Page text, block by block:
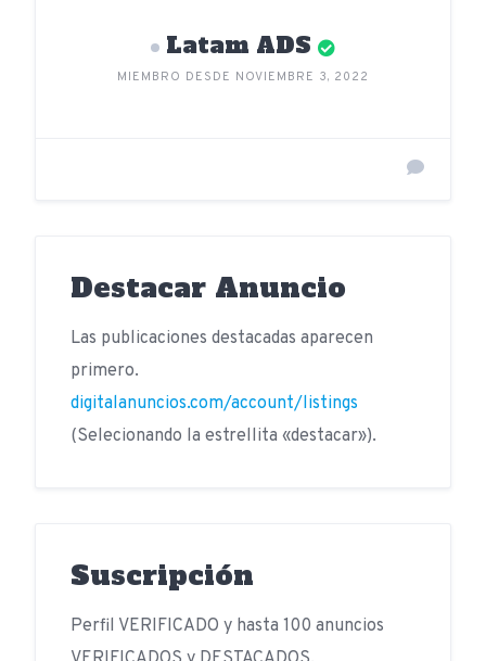
Latam ADS
MIEMBRO DESDE NOVIEMBRE 3, 2022
Destacar Anuncio
Las publicaciones destacadas aparecen
primero.
digitalanuncios.com/account/listings
(Selecionando la estrellita «destacar»).
Suscripción
Perfil VERIFICADO y hasta 100 anuncios